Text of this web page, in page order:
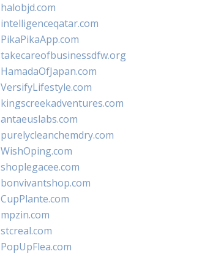
halobjd.com
intelligenceqatar.com
PikaPikaApp.com
takecareofbusinessdfw.org
HamadaOfJapan.com
VersifyLifestyle.com
kingscreekadventures.com
antaeuslabs.com
purelycleanchemdry.com
WishOping.com
shoplegacee.com
bonvivantshop.com
CupPlante.com
mpzin.com
stcreal.com
PopUpFlea.com